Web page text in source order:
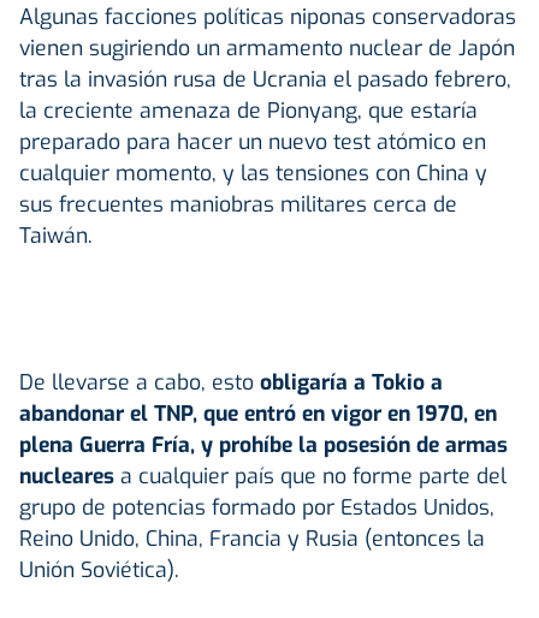
Algunas facciones políticas niponas conservadoras
vienen sugiriendo un armamento nuclear de Japón
tras la invasión rusa de Ucrania el pasado febrero,
la creciente amenaza de Pionyang, que estaría
preparado para hacer un nuevo test atómico en
cualquier momento, y las tensiones con China y
sus frecuentes maniobras militares cerca de
Taiwán.
De llevarse a cabo, esto obligaría a Tokio a
abandonar el TNP, que entró en vigor en 1970, en
plena Guerra Fría, y prohíbe la posesión de armas
nucleares a cualquier país que no forme parte del
grupo de potencias formado por Estados Unidos,
Reino Unido, China, Francia y Rusia (entonces la
Unión Soviética).